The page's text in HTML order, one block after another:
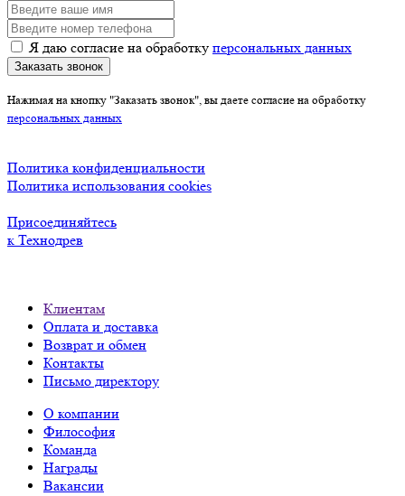
Я даю согласие на обработку персональных данных
Заказать звонок
Нажимая на кнопку "Заказать звонок", вы даете согласие на обработку
персональных данных
Политика конфиденциальности
Политика использования cookies
Присоединяйтесь
к Технодрев
Клиентам
Оплата и доставка
Возврат и обмен
Контакты
Письмо директору
О компании
Философия
Команда
Награды
Вакансии